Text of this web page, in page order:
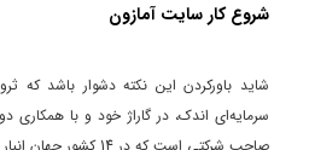
شروع کار سایت آمازون
شاید باورکردن این نکته دشوار باشد که
سرمایه‌ای اندک، در گاراژ خود و با همکاری